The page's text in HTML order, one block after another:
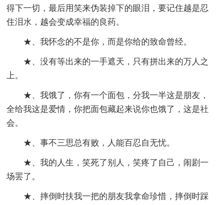
得下一切，最后用笑来伪装掉下的眼泪，要记住越是忍
住泪水，越会变成幸福的良药。
★、我怀念的不是你，而是你给的致命曾经。
★、没有等出来的一手遮天，只有拼出来的万人之
上。
★、我饿了，你有一个面包，分我一半这是朋友，
全给我这是爱情，你把面包藏起来说你也饿了，这是社
会。
★、事不三思总有败，人能百忍自无忧。
★、我的人生，笑死了别人，笑疼了自己，闹剧一
场罢了。
★、摔倒时扶我一把的朋友我拿命珍惜，摔倒时踩